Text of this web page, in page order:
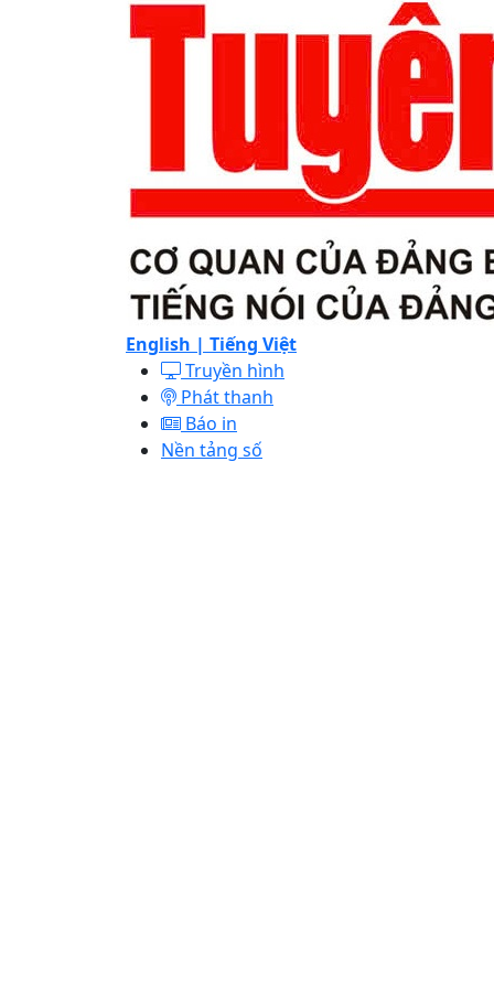
English | Tiếng Việt
Truyền hình
Phát thanh
Báo in
Nền tảng số